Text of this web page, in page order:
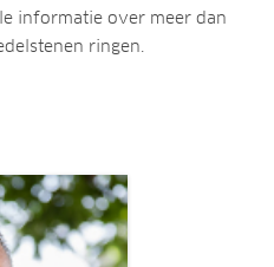
informatie over meer dan
ringen.